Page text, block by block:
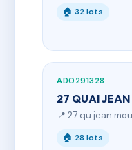
🏠 32 lots
AD0291328
27 QUAI
📍 27 qu jean
🏠 28 lots